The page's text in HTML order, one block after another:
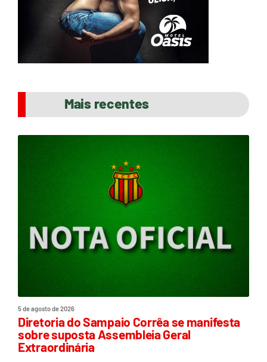
Mais recentes
5 de agosto de 2026
Diretoria do Sampaio Corrêa se manifesta
sobre suposta Assembleia Geral
Extraordinária